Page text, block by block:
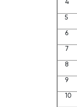
4
5
6
7
8
9
10